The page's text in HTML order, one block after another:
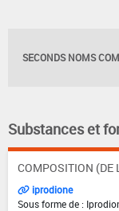
SECONDS NOMS
Substances et
COMPOSITION (DE
iprodione
Sous forme de :